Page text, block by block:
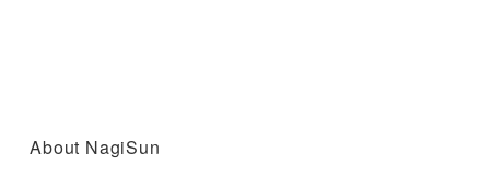
About NagiSun